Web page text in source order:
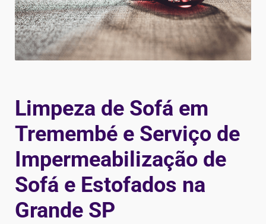
Limpeza de Sofá em
Tremembé e Serviço de
Impermeabilização de
Sofá e Estofados na
Grande SP